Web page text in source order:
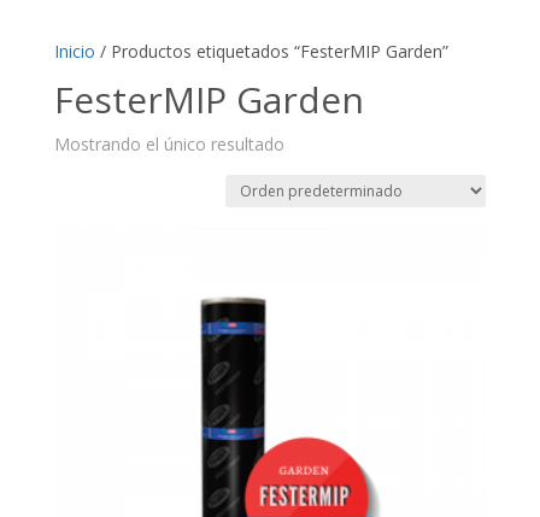
Inicio / Productos etiquetados “FesterMIP Garden”
FesterMIP Garden
Mostrando el único resultado